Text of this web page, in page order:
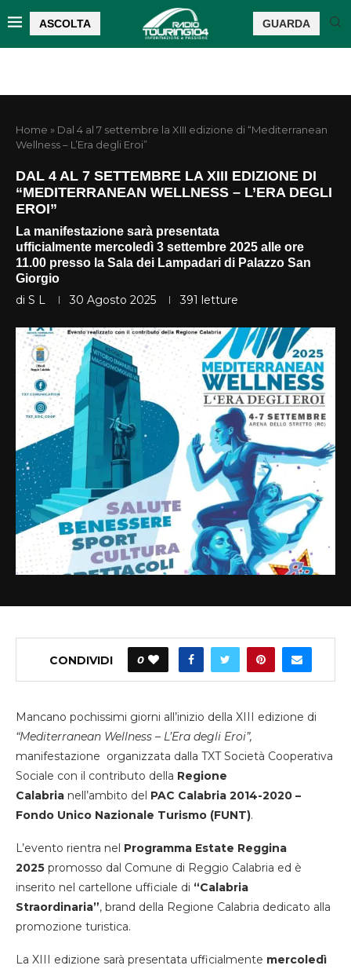
ASCOLTA GUARDA
Home » Dal 4 al 7 settembre la XIII edizione di “Mediterranean
Wellness – L’Era degli Eroi”
DAL 4 AL 7 SETTEMBRE LA XIII EDIZIONE DI
“MEDITERRANEAN WELLNESS – L’ERA DEGLI
EROI”
La manifestazione sarà presentata
ufficialmente mercoledì 3 settembre 2025 alle ore
11.00 presso la Sala dei Lampadari di Palazzo San
Giorgio
di S L 30 Agosto 2025 391 letture
CONDIVIDI 0
Mancano pochissimi giorni all’inizio della XIII edizione di
“Mediterranean Wellness – L’Era degli Eroi”,
manifestazione organizzata dalla TXT Società Cooperativa
Sociale con il contributo della Regione
Calabria nell’ambito del PAC Calabria 2014-2020 –
Fondo Unico Nazionale Turismo (FUNT).
L’evento rientra nel Programma Estate Reggina
2025 promosso dal Comune di Reggio Calabria ed è
inserito nel cartellone ufficiale di “Calabria
Straordinaria”, brand della Regione Calabria dedicato alla
promozione turistica.
La XIII edizione sarà presentata ufficialmente mercoledì